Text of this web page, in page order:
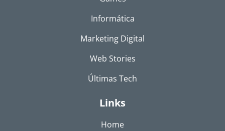
Informática
Marketing Digital
Web Stories
Últimas Tech
Links
Home